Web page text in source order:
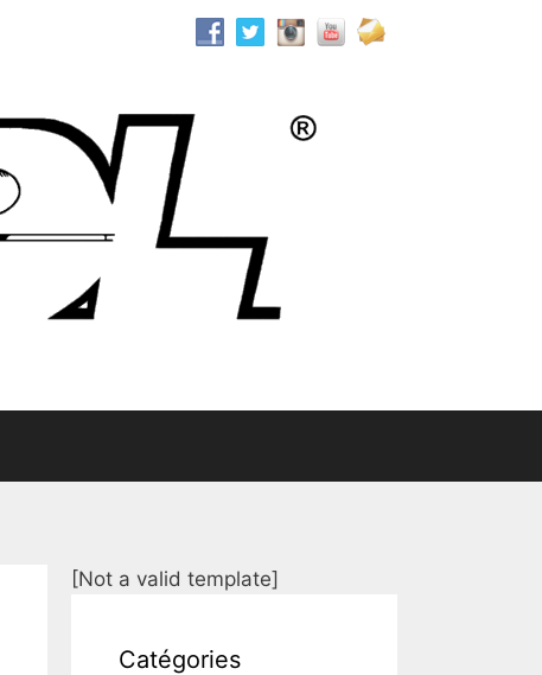
[Not a valid template]
Catégories